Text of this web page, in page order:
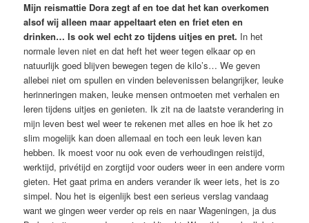
Mijn reismattie Dora zegt af en toe dat het kan overkomen
alsof wij alleen maar appeltaart eten en friet eten en
drinken… Is ook wel echt zo tijdens uitjes en pret. In het
normale leven niet en dat heft het weer tegen elkaar op en
natuurlijk goed blijven bewegen tegen de kilo’s… We geven
allebei niet om spullen en vinden belevenissen belangrijker, leuke
herinneringen maken, leuke mensen ontmoeten met verhalen en
leren tijdens uitjes en genieten. Ik zit na de laatste verandering in
mijn leven best wel weer te rekenen met alles en hoe ik het zo
slim mogelijk kan doen allemaal en toch een leuk leven kan
hebben. Ik moest voor nu ook even de verhoudingen reistijd,
werktijd, privétijd en zorgtijd voor ouders weer in een andere vorm
gieten. Het gaat prima en anders verander ik weer iets, het is zo
simpel. Nou het is eigenlijk best een serieus verslag vandaag
want we gingen weer verder op reis en naar Wageningen, ja dus